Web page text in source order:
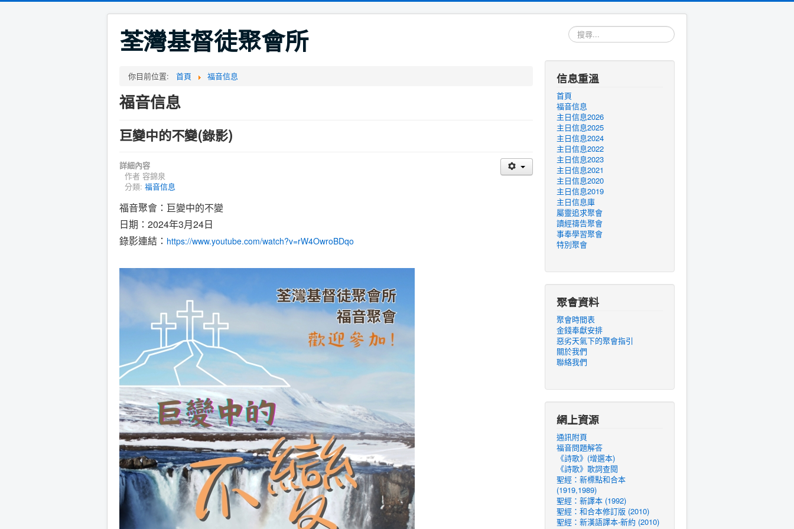
荃灣基督徒聚會所
搜
尋...
你目前位置: 首頁 福音信息
福音信息
巨變中的不變(錄影)
詳細內容
作者 容錦泉
分類: 福音信息
福音聚會：巨變中的不變
日期：2024年3月24日
錄影連結： https://www.youtube.com/watch?v=rW4OwroBDqo
信息重溫
首頁
福音信息
主日信息2026
主日信息2025
主日信息2024
主日信息2022
主日信息2023
主日信息2021
主日信息2020
主日信息2019
主日信息庫
屬靈追求聚會
讀經禱告聚會
事奉學習聚會
特別聚會
聚會資料
聚會時間表
金錢奉獻安排
惡劣天氣下的聚會指引
關於我們
聯絡我們
網上資源
通訊附頁
福音問題解答
《詩歌》(增選本)
《詩歌》歌詞查閱
聖經：新標點和合本
(1919,1989)
聖經：新譯本 (1992)
聖經：和合本修訂版 (2010)
聖經：新漢語譯本-新約 (2010)